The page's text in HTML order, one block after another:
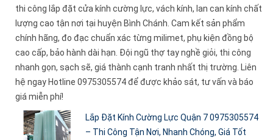
thi công lắp đặt cửa kính cường lực, vách kính, lan can kính chất
lượng cao tận nơi tại huyện Bình Chánh. Cam kết sản phẩm
chính hãng, đo đạc chuẩn xác từng milimet, phụ kiện đồng bộ
cao cấp, bảo hành dài hạn. Đội ngũ thợ tay nghề giỏi, thi công
nhanh gọn, sạch sẽ, giá thành cạnh tranh nhất thị trường. Liên
hệ ngay Hotline 0975305574 để được khảo sát, tư vấn và báo
giá miễn phí!
Lắp Đặt Kính Cường Lực Quận 7 0975305574
– Thi Công Tận Nơi, Nhanh Chóng, Giá Tốt